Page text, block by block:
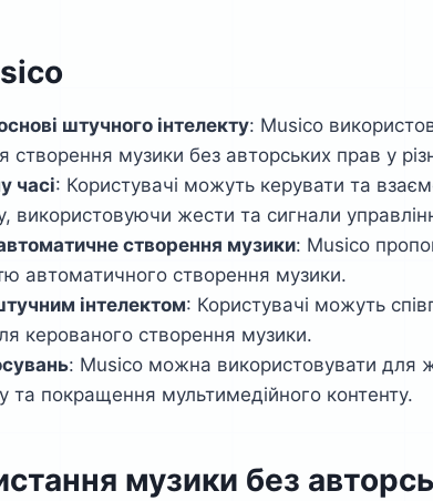
штучного інтелекту: Musico
створення музики без авторських прав у
часі: Користувачі можуть керувати та
використовуючи жести та сигнали
створення музики: Musico
автоматичного створення музики.
інтелектом: Користувачі можуть
керованого створення музики.
: Musico можна використовувати для
та покращення мультимедійного контенту.
музики без